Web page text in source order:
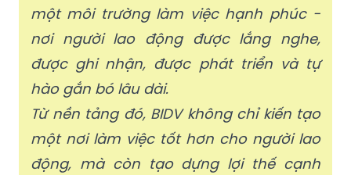
một môi trường làm việc hạnh phúc -
nơi người lao động được lắng nghe,
được ghi nhận, được phát triển và tự
hào gắn bó lâu dài.
Từ nền tảng đó, BIDV không chỉ kiến tạo
một nơi làm việc tốt hơn cho người lao
động, mà còn tạo dựng lợi thế cạnh